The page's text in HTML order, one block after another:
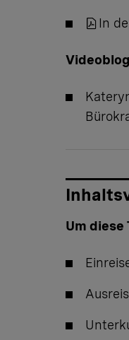
​In
Um